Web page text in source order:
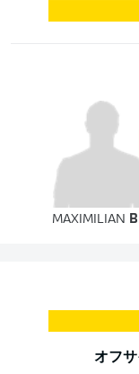
MAXIMILIAN
オフサ